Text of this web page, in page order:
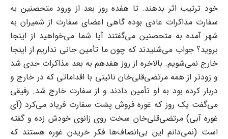
خود ترتیب اثر بدهند.‌ تا هفده روز بعد از ورود متحصنین به
سفارت مذاکرات عادی بوده گاهی اعضای سفارت از شمیران به
‌شهر آمده به متحصنین می‌گفتند آیا شما می‌خواهید از اینجا
بروید؟ جواب می‌شنیدند که چون ما تأمین ‌جانی نداریم از اینجا
خارج نمی‌شویم. بالاخره از روز هفدهم به بعد مذاکرات جدی شد
و زودتر از همه ‌مرتضی‌قلی‌خان نائینی با اقداماتی که در خارج و
دربار کرده بود به او تأمین دادند و از سفارت خارج شد. ‌رفیقی
می‌گفت یک روز که غوره فروش پشت سفارت فریاد می‌کرد (آی
غوره آبی) مرتضی‌قلی‌خان ‌سخت روی زانوی خودش زده و گفته
است (نمی‌دانم این بی‌انصاف‌ها فکر خریدن غوره هستند که